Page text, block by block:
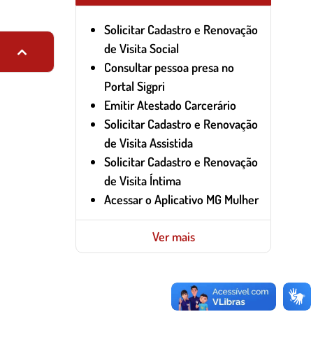
Solicitar Cadastro e Renovação
de Visita Social
Consultar pessoa presa no
Portal Sigpri
Emitir Atestado Carcerário
Solicitar Cadastro e Renovação
de Visita Assistida
Solicitar Cadastro e Renovação
de Visita Íntima
Acessar o Aplicativo MG Mulher
Ver mais